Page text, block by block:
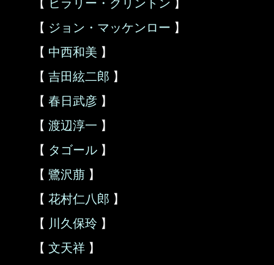
【 ヒラリー・クリントン 】
【 ジョン・マッケンロー 】
【 中西和美 】
【 吉田絃二郎 】
【 春日武彦 】
【 渡辺淳一 】
【 タゴール 】
【 鷺沢萠 】
【 花村仁八郎 】
【 川久保玲 】
【 文天祥 】